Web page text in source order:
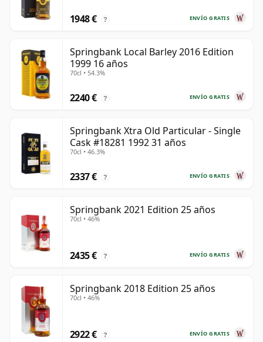
ENVÍO GRATIS
1948 € ?
Springbank Local Barley 2016 Edition
1999 16 años
70cl • 54.3%
ENVÍO GRATIS
2240 € ?
Springbank Xtra Old Particular - Single
Cask #18281 1992 31 años
70cl • 46.3%
ENVÍO GRATIS
2337 € ?
Springbank 2021 Edition 25 años
70cl • 46%
ENVÍO GRATIS
2435 € ?
Springbank 2018 Edition 25 años
70cl • 46%
ENVÍO GRATIS
2922 € ?